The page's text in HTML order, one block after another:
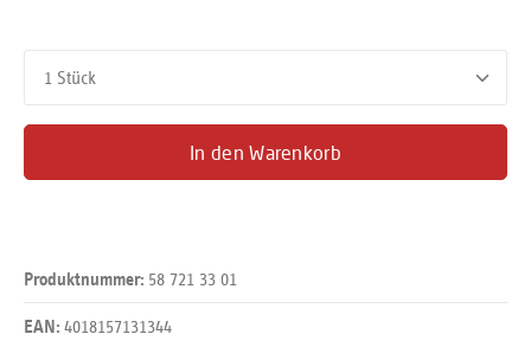
In den Warenkorb
Produktnummer: 58 721 33 01
EAN: 4018157131344